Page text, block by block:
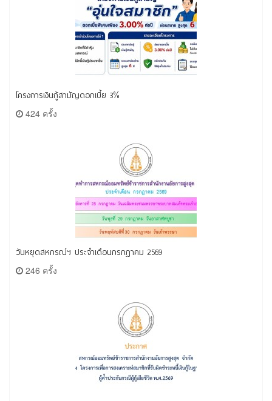
โครงการเงินกู้สามัญดอกเบี้ย 3%
424 ครั้ง
วันหยุดสหกรณ์ฯ ประจำเดือนกรกฎาคม 2569
246 ครั้ง